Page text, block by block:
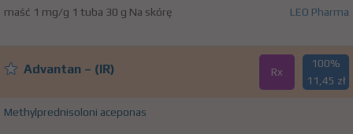
maść 1 mg/g 1 tuba 30 g Na skórę LEO Pharma
Advantan – (IR) Rx
100%
11,45 zł
Methylprednisoloni aceponas